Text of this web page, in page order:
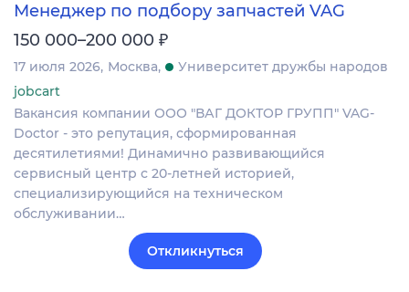
Менеджер по подбору запчастей VAG
150 000–200 000 ₽
17 июля 2026 Москва
Университет дружбы народов
jobcart
Вакансия компании ООО "ВАГ ДОКТОР ГРУПП" VAG-
Doctor - это репутация, сформированная
десятилетиями! Динамично развивающийся
сервисный центр с 20-летней историей,
специализирующийся на техническом
обслуживании…
Откликнуться